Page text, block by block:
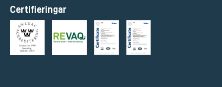
Certifieringar